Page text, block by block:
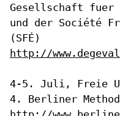
Gesellschaft fuer
und der Société
(SFÉ)
http://
4-5. Juli, Freie